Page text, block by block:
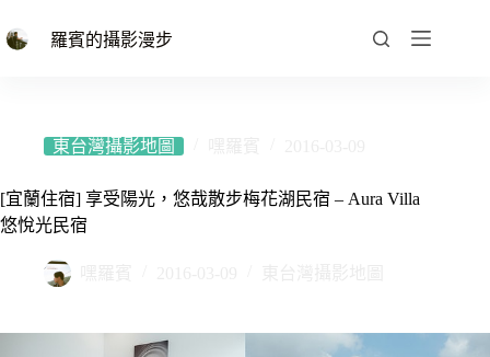
至
羅賓的攝影漫步
東台灣攝影地圖
[宜蘭住宿] 享受陽光，悠哉散步梅花湖民宿 – Aura Villa
悠悅光民宿